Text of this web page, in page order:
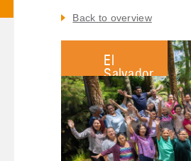
Back to overview
El
Salvador